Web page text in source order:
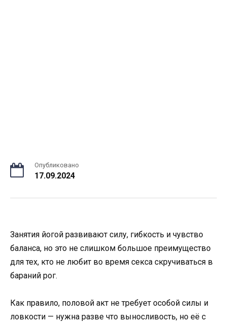
Опубликовано
17.09.2024
Занятия йогой развивают силу, гибкость и чувство
баланса, но это не слишком большое преимущество
для тех, кто не любит во время секса скручиваться в
бараний рог.
Как правило, половой акт не требует особой силы и
ловкости — нужна разве что выносливость, но её с